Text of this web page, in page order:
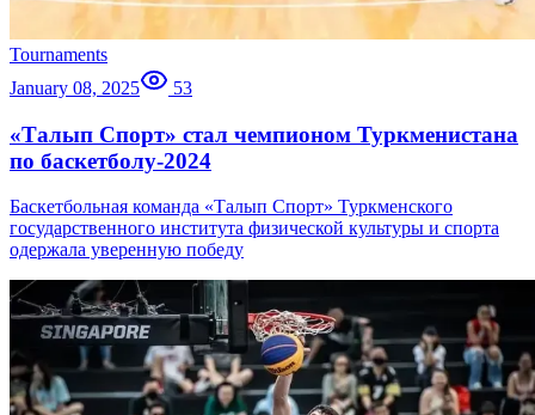
Tournaments
January 08, 2025
53
«Талып Спорт» стал чемпионом Туркменистана
по баскетболу-2024
Баскетбольная команда «Талып Спорт» Туркменского
государственного института физической культуры и спорта
одержала уверенную победу